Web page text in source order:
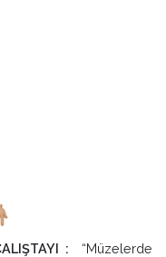
: “Müzelerde